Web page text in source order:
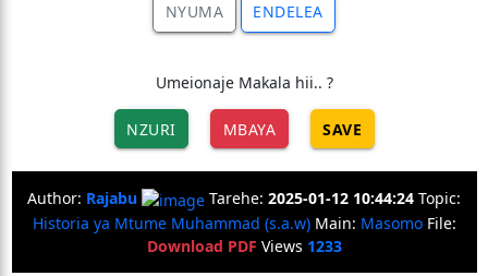
NYUMA ENDELEA
Umeionaje Makala hii.. ?
NZURI MBAYA SAVE
Author: Rajabu Tarehe: 2025-01-12 10:44:24 Topic:
Historia ya Mtume Muhammad (s.a.w)Main: MasomoFile:
Download PDF Views 1233